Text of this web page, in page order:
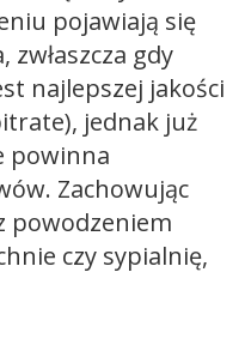
pojawiają się
gdy
najlepszej jakości
jednak już
powinna
Zachowując
powodzeniem
czy sypialnię,